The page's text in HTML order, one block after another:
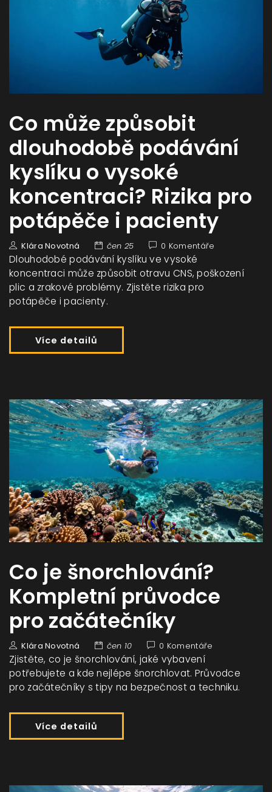
Co může způsobit
dlouhodobě podávání
kyslíku o vysoké
koncentraci? Rizika pro
potápěče i pacienty
Klára Novotná čen 25 0 Komentáře
Dlouhodobé podávání kyslíku ve vysoké
koncentraci může způsobit otravu CNS, poškození
plic a zrakové problémy. Zjistěte rizika pro
potápěče i pacienty.
Více detailů
Co je šnorchlování?
Kompletní průvodce
pro začátečníky
Klára Novotná čen 10 0 Komentáře
Zjistěte, co je šnorchlování, jaké vybavení
potřebujete a kde nejlépe šnorchlovat. Průvodce
pro začátečníky s tipy na bezpečnost a techniku.
Více detailů